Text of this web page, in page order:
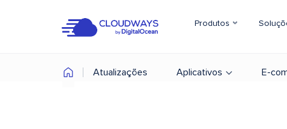
Produtos
Atualizações Aplicativos E-